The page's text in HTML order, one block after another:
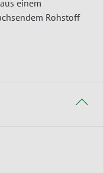
einem
Rohstoff